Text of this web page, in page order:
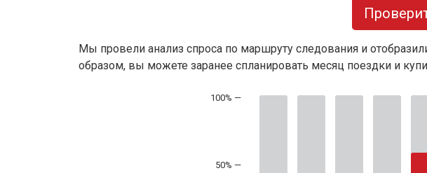
Мы провели анализ спроса по маршруту следования и
образом, вы можете заранее спланировать месяц поездки и
50% —